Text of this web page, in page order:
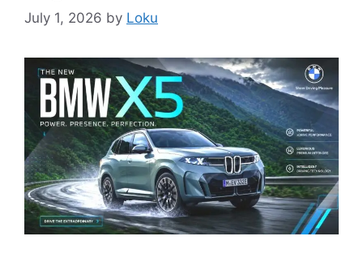
July 1, 2026 by Loku